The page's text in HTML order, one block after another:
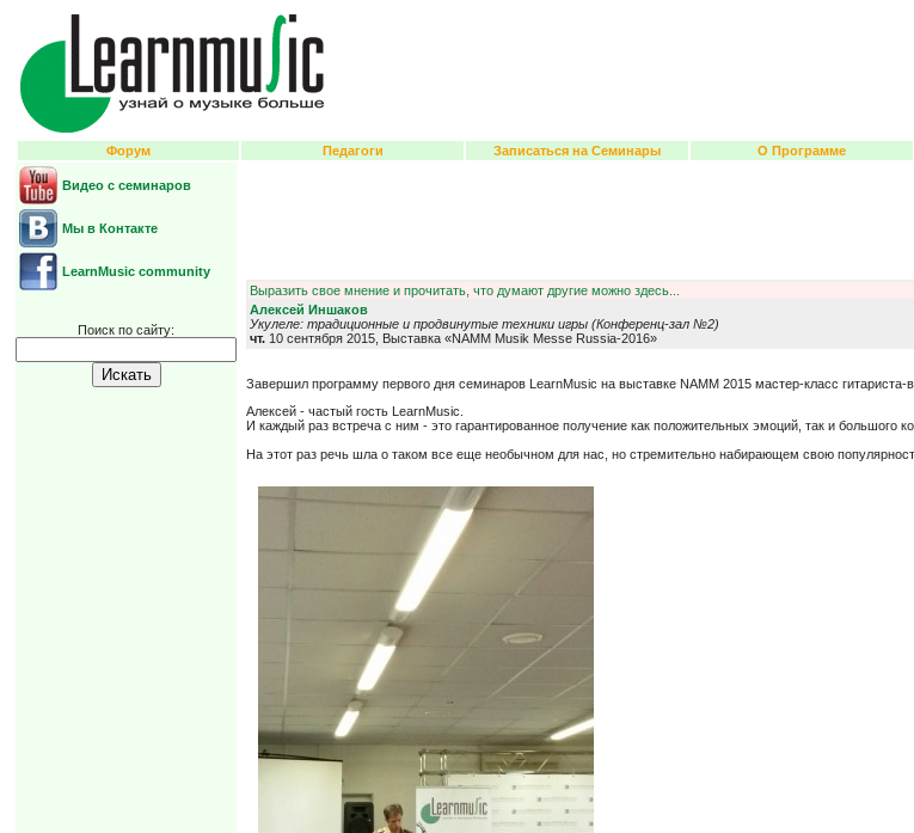
Форум Педагоги Записаться на Семинары О Программе
Видео с семинаров
Мы в Контакте
LearnMusic community
Поиск по сайту:
Выразить свое мнение и прочитать, что думают другие можно здесь...
Алексей Иншаков
Укулеле: традиционные и продвинутые техники игры (Конференц-зал №2)
чт. 10 сентября 2015, Выставка «NAMM Musik Messe Russia-2016»
Завершил программу первого дня семинаров LearnMusic на выставке NAMM 2015 мастер-класс гитариста-
Алексей - частый гость LearnMusic.
И каждый раз встреча с ним - это гарантированное получение как положительных эмоций, так и большого
На этот раз речь шла о таком все еще необычном для нас, но стремительно набирающем свою